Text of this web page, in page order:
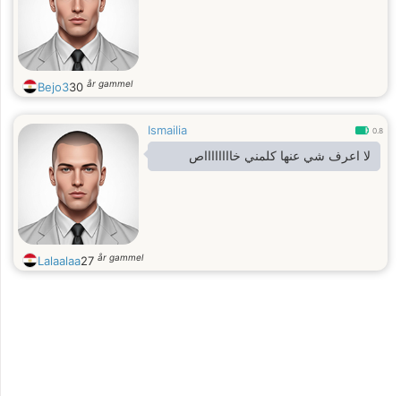
Bejo330 år gammel
Ismailia 0.8
لا اعرف شي عنها كلمني خااااااااص
Lalaalaa27 år gammel